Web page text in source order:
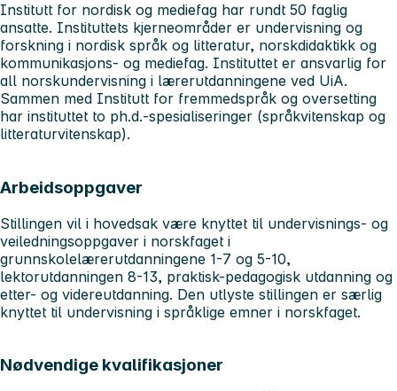
Institutt for nordisk og mediefag har rundt 50 faglig
ansatte. Instituttets kjerneområder er undervisning og
forskning i nordisk språk og litteratur, norskdidaktikk og
kommunikasjons- og mediefag. Instituttet er ansvarlig for
all norskundervisning i lærerutdanningene ved UiA.
Sammen med Institutt for fremmedspråk og oversetting
har instituttet to ph.d.-spesialiseringer (språkvitenskap og
litteraturvitenskap).
Arbeidsoppgaver
Stillingen vil i hovedsak være knyttet til undervisnings- og
veiledningsoppgaver i norskfaget i
grunnskolelærerutdanningene 1-7 og 5-10,
lektorutdanningen 8-13, praktisk-pedagogisk utdanning og
etter- og videreutdanning. Den utlyste stillingen er særlig
knyttet til undervisning i språklige emner i norskfaget.
Nødvendige kvalifikasjoner